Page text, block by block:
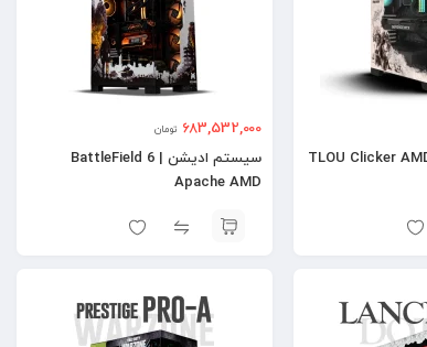
683,532,000 تومان
سیستم ادیشن | BattleField 6
Apache AMD